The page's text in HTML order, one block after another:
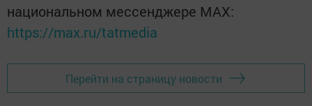
национальном мессенджере MАХ:
https://max.ru/tatmedia
Перейти на страницу новости